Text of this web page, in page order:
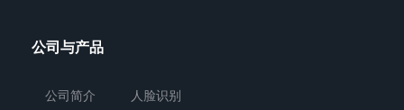
公司与产品
公司简介
人脸识别